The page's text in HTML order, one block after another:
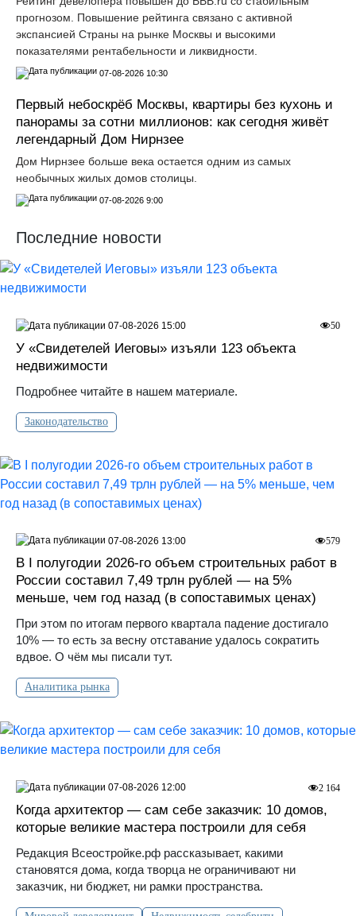
прогнозом. Повышение рейтинга связано с активной
экспансией Страны на рынке Москвы и высокими
показателями рентабельности и ликвидности.
07-08-2026 10:30
Первый небоскрёб Москвы, квартиры без кухонь и
панорамы за сотни миллионов: как сегодня живёт
легендарный Дом Нирнзее
Дом Нирнзее больше века остается одним из самых
необычных жилых домов столицы.
07-08-2026 9:00
Последние новости
У «Свидетелей Иеговы» изъяли 123 объекта
недвижимости
Подробнее читайте в нашем материале.
Законодательство
50
07-08-2026 15:00
В I полугодии 2026-го объем строительных работ в
России составил 7,49 трлн рублей — на 5%
меньше, чем год назад (в сопоставимых ценах)
При этом по итогам первого квартала падение достигало
10% — то есть за весну отставание удалось сократить
вдвое. О чём мы писали тут.
Аналитика рынка
579
07-08-2026 13:00
Когда архитектор — сам себе заказчик: 10 домов,
которые великие мастера построили для себя
Редакция Всеостройке.рф рассказывает, какими
становятся дома, когда творца не ограничивают ни
заказчик, ни бюджет, ни рамки пространства.
2 164
07-08-2026 12:00